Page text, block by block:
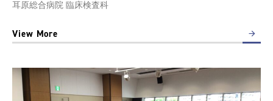
耳原総合病院 臨床検査科
View More